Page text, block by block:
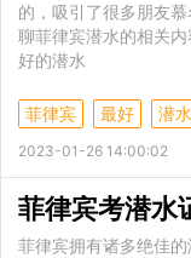
的，吸引了很多朋友
聊菲律宾潜水的相关
好的潜水
菲律宾 最好 潜水
2023-01-26 14:00:02
菲律宾拥有诸多绝佳